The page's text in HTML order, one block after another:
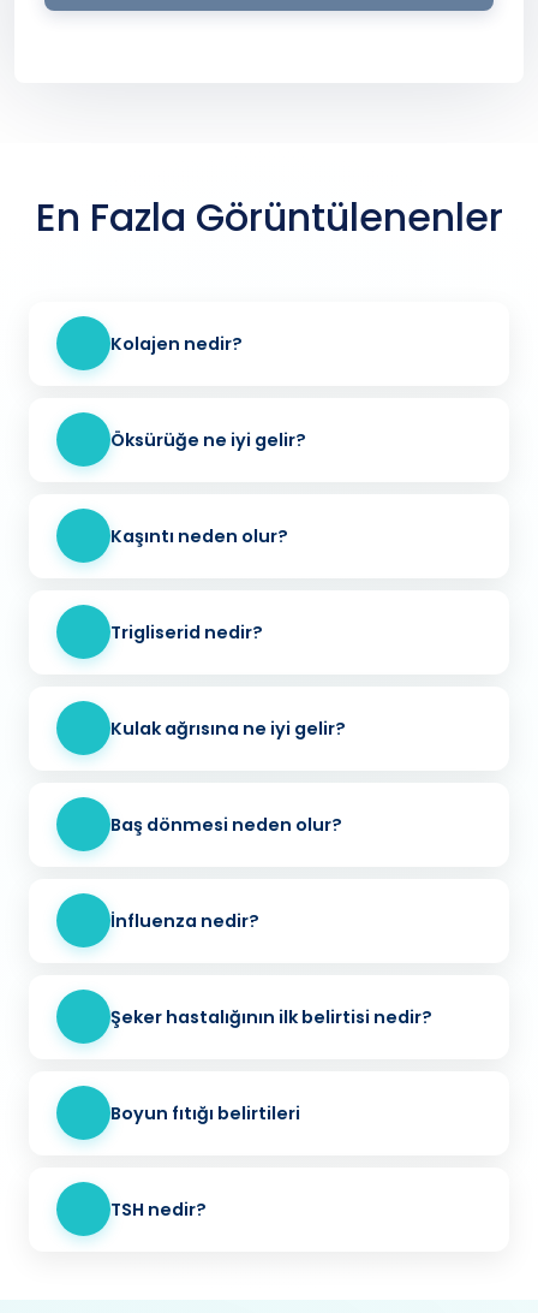
En Fazla Görüntülenenler
Kolajen nedir?
Öksürüğe ne iyi gelir?
Kaşıntı neden olur?
Trigliserid nedir?
Kulak ağrısına ne iyi gelir?
Baş dönmesi neden olur?
İnfluenza nedir?
Şeker hastalığının ilk belirtisi nedir?
Boyun fıtığı belirtileri
TSH nedir?